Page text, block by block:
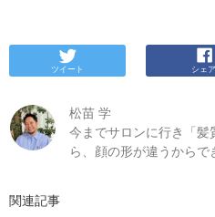
ツイート シェア
松苗 学
今までサロンに行き「
ら、顔の形が違うからで
関連記事